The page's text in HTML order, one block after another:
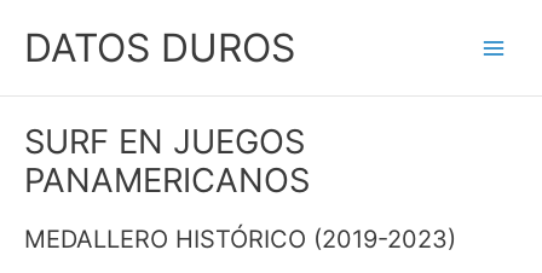
DATOS DUROS
SURF EN JUEGOS
PANAMERICANOS
MEDALLERO HISTÓRICO (2019-2023)